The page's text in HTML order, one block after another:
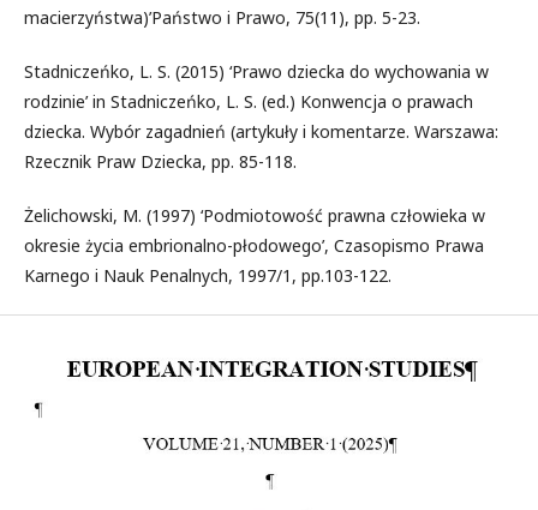
macierzyństwa)’Państwo i Prawo, 75(11), pp. 5-23.
Stadniczeńko, L. S. (2015) ‘Prawo dziecka do wychowania w
rodzinie’ in Stadniczeńko, L. S. (ed.) Konwencja o prawach
dziecka. Wybór zagadnień (artykuły i komentarze. Warszawa:
Rzecznik Praw Dziecka, pp. 85-118.
Żelichowski, M. (1997) ‘Podmiotowość prawna człowieka w
okresie życia embrionalno-płodowego’, Czasopismo Prawa
Karnego i Nauk Penalnych, 1997/1, pp.103-122.